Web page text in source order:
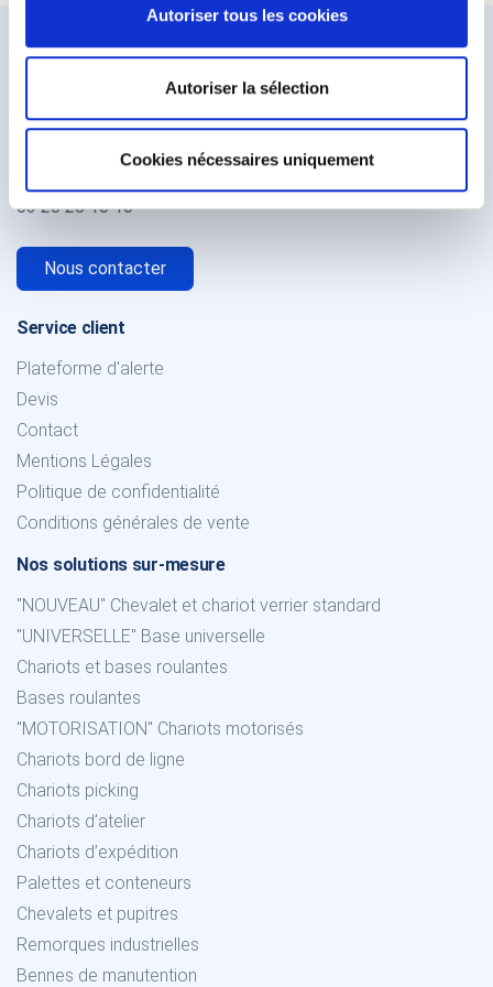
Autoriser tous les cookies
Autoriser la sélection
Cookies nécessaires uniquement
244 rue de la Lys,
59250 Halluin
03 20 28 10 10
Nous contacter
Service client
Plateforme d'alerte
Devis
Contact
Mentions Légales
Politique de confidentialité
Conditions générales de vente
Nos solutions sur-mesure
"NOUVEAU" Chevalet et chariot verrier standard
"UNIVERSELLE" Base universelle
Chariots et bases roulantes
Bases roulantes
"MOTORISATION" Chariots motorisés
Chariots bord de ligne
Chariots picking
Chariots d’atelier
Chariots d’expédition
Palettes et conteneurs
Chevalets et pupitres
Remorques industrielles
Bennes de manutention